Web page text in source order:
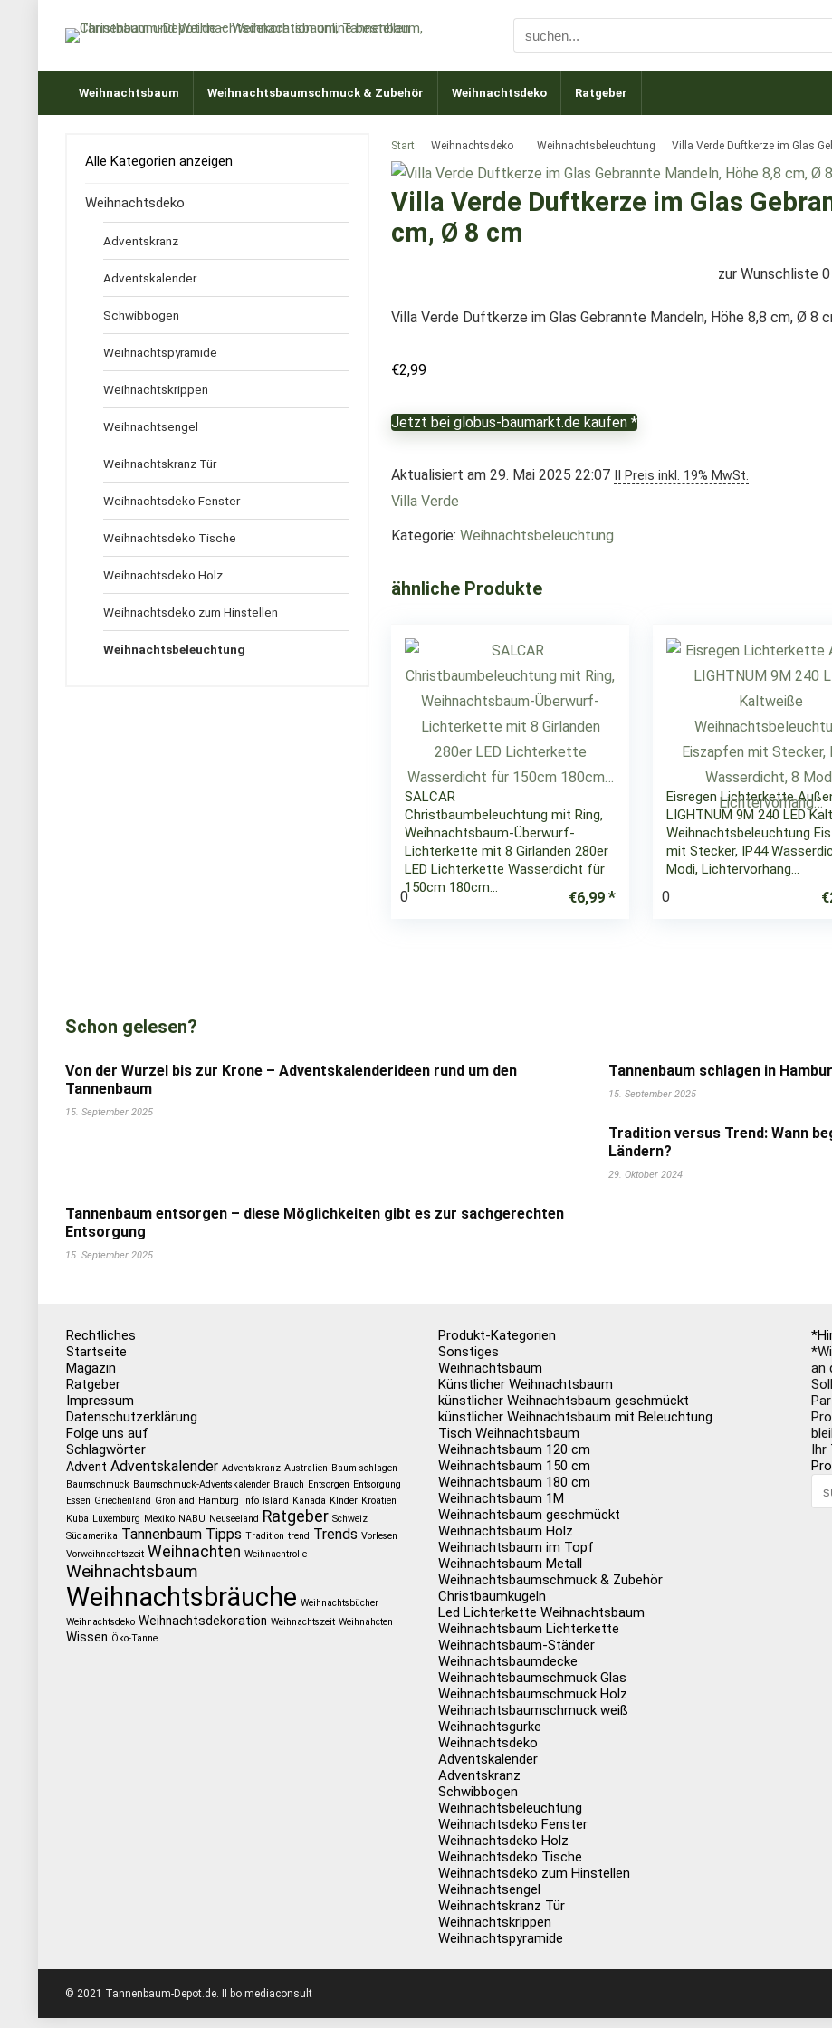
Weihnachtsbaum Weihnachtsbaumschmuck & Zubehör Weihnachtsdeko Ratgeber
Start Weihnachtsdeko Weihnachtsbeleuchtung Villa Verde Duftkerze im Glas
Villa Verde Duftkerze im Glas
cm, Ø 8 cm
zur Wunschliste 0
Villa Verde Duftkerze im Glas Gebrannte Mandeln, Höhe 8,8 cm, Ø 8
€2,99
Jetzt bei globus-baumarkt.de kaufen *
Aktualisiert am 29. Mai 2025 22:07 II Preis inkl. 19% MwSt.
Villa Verde
Kategorie: Weihnachtsbeleuchtung
ähnliche Produkte
SALCAR
Christbaumbeleuchtung mit Ring,
Weihnachtsbaum-Überwurf-
Lichterkette mit 8 Girlanden 280er
LED Lichterkette Wasserdicht für
150cm 180cm…
0 €6,99
Eisregen Lichterkette
LIGHTNUM 9M 240 LED
Weihnachtsbeleuchtung
mit Stecker, IP44
Modi, Lichtervorhang…
0 €
Alle Kategorien anzeigen
Weihnachtsdeko
Adventskranz
Adventskalender
Schwibbogen
Weihnachtspyramide
Weihnachtskrippen
Weihnachtsengel
Weihnachtskranz Tür
Weihnachtsdeko Fenster
Weihnachtsdeko Tische
Weihnachtsdeko Holz
Weihnachtsdeko zum Hinstellen
Weihnachtsbeleuchtung
Schon gelesen?
Von der Wurzel bis zur Krone – Adventskalenderideen rund um den
Tannenbaum
15. September 2025
Tannenbaum schlagen in
15. September 2025
Tradition versus Trend: Wann
Ländern?
29. Oktober 2024
Tannenbaum entsorgen – diese Möglichkeiten gibt es zur sachgerechten
Entsorgung
15. September 2025
Rechtliches
Startseite
Magazin
Ratgeber
Impressum
Datenschutzerklärung
Folge uns auf
Schlagwörter
Advent Adventskalender Adventskranz Australien Baum schlagen
Baumschmuck Baumschmuck-Adventskalender Brauch Entsorgen Entsorgung
Essen Griechenland Grönland Hamburg Info Island Kanada KInder Kroatien
Kuba Luxemburg Mexiko NABU Neuseeland Ratgeber Schweiz
Südamerika Tannenbaum Tipps Tradition trend Trends Vorlesen
Vorweihnachtszeit Weihnachten Weihnachtrolle
Weihnachtsbaum
Weihnachtsbräuche Weihnachtsbücher
Weihnachtsdeko Weihnachtsdekoration Weihnachtszeit Weihnahcten
Wissen Öko-Tanne
Produkt-Kategorien
Sonstiges
Weihnachtsbaum
Künstlicher Weihnachtsbaum
künstlicher Weihnachtsbaum geschmückt
künstlicher Weihnachtsbaum mit Beleuchtung
Tisch Weihnachtsbaum
Weihnachtsbaum 120 cm
Weihnachtsbaum 150 cm
Weihnachtsbaum 180 cm
Weihnachtsbaum 1M
Weihnachtsbaum geschmückt
Weihnachtsbaum Holz
Weihnachtsbaum im Topf
Weihnachtsbaum Metall
Weihnachtsbaumschmuck & Zubehör
Christbaumkugeln
Led Lichterkette Weihnachtsbaum
Weihnachtsbaum Lichterkette
Weihnachtsbaum-Ständer
Weihnachtsbaumdecke
Weihnachtsbaumschmuck Glas
Weihnachtsbaumschmuck Holz
Weihnachtsbaumschmuck weiß
Weihnachtsgurke
Weihnachtsdeko
Adventskalender
Adventskranz
Schwibbogen
Weihnachtsbeleuchtung
Weihnachtsdeko Fenster
Weihnachtsdeko Holz
Weihnachtsdeko Tische
Weihnachtsdeko zum Hinstellen
Weihnachtsengel
Weihnachtskranz Tür
Weihnachtskrippen
Weihnachtspyramide
an
Ihr
© 2021 Tannenbaum-Depot.de. II bo mediaconsult